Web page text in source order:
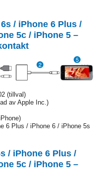
/ iPhone 6 Plus /
5c / iPhone 5 –
(tillval)
av Apple Inc.)
6 Plus / iPhone 6 / iPhone 5s
/ iPhone 6 Plus /
5c / iPhone 5 –